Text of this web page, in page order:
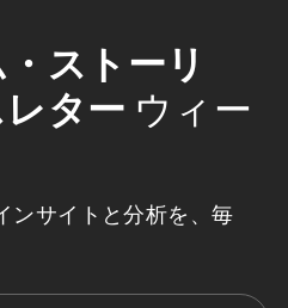
・ストーリ
ター ウィー
ンサイトと分析を、毎